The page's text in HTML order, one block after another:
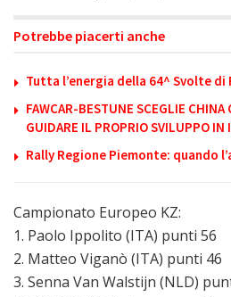
Potrebbe piacerti anche
Tutta l’energia della 64^ Svolte di
FAWCAR-BESTUNE SCEGLIE CHINA
GUIDARE IL PROPRIO SVILUPPO IN
Rally Regione Piemonte: quando
Campionato Europeo KZ:
1. Paolo Ippolito (ITA) punti 56
2. Matteo Viganò (ITA) punti 46
3. Senna Van Walstijn (NLD)